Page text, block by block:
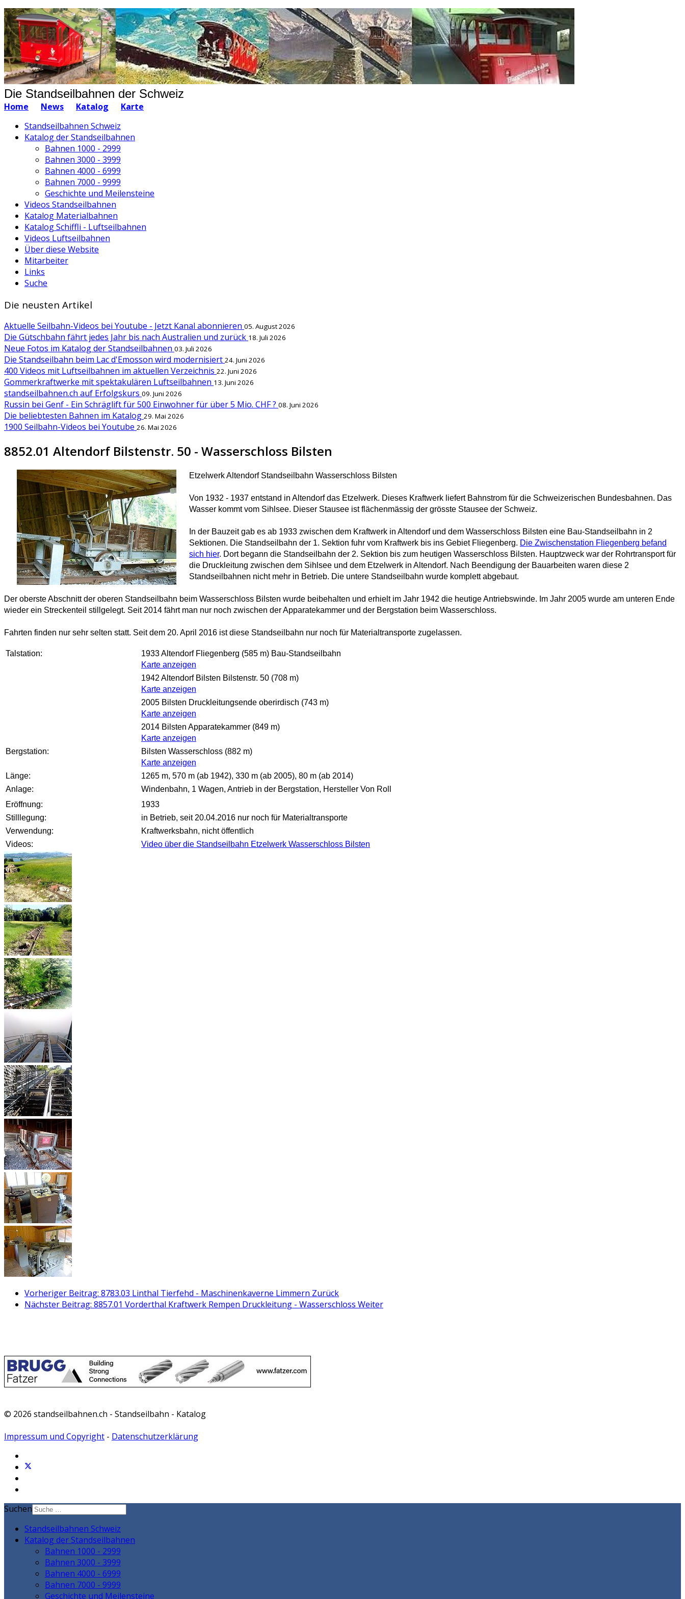
Die Standseilbahnen der Schweiz
Home News Katalog
Karte
Standseilbahnen Schweiz
Katalog der Standseilbahnen
Bahnen 1000 - 2999
Bahnen 3000 - 3999
Bahnen 4000 - 6999
Bahnen 7000 - 9999
Geschichte und Meilensteine
Videos Standseilbahnen
Katalog Materialbahnen
Katalog Schiffli - Luftseilbahnen
Videos Luftseilbahnen
Über diese Website
Mitarbeiter
Links
Suche
Die neusten Artikel
Aktuelle Seilbahn-Videos bei Youtube - Jetzt Kanal abonnieren 05. August 2026
Die Gütschbahn fährt jedes Jahr bis nach Australien und zurück 18. Juli 2026
Neue Fotos im Katalog der Standseilbahnen 03. Juli 2026
Die Standseilbahn beim Lac d'Emosson wird modernisiert 24. Juni 2026
400 Videos mit Luftseilbahnen im aktuellen Verzeichnis 22. Juni 2026
Gommerkraftwerke mit spektakulären Luftseilbahnen 13. Juni 2026
standseilbahnen.ch auf Erfolgskurs 09. Juni 2026
Russin bei Genf - Ein Schräglift für 500 Einwohner für über 5 Mio. CHF ? 08. Juni 2026
Die beliebtesten Bahnen im Katalog 29. Mai 2026
1900 Seilbahn-Videos bei Youtube 26. Mai 2026
8852.01 Altendorf Bilstenstr. 50 - Wasserschloss Bilsten
Etzelwerk Altendorf Standseilbahn Wasserschloss Bilsten
Von 1932 - 1937 entstand in Altendorf das Etzelwerk. Dieses Kraftwerk liefert Bahnstrom für die Schweizerischen Bundesbahnen. Das
Wasser kommt vom Sihlsee. Dieser Stausee ist flächenmässig der grösste Stausee der Schweiz.
In der Bauzeit gab es ab 1933 zwischen dem Kraftwerk in Altendorf und dem Wasserschloss Bilsten eine Bau-Standseilbahn in 2
Sektionen. Die Standseilbahn der 1. Sektion fuhr vom Kraftwerk bis ins Gebiet Fliegenberg. Die Zwischenstation Fliegenberg befand
sich hier. Dort begann die Standseilbahn der 2. Sektion bis zum heutigen Wasserschloss Bilsten. Hauptzweck war der Rohrtransport für
die Druckleitung zwischen dem Sihlsee und dem Etzelwerk in Altendorf. Nach Beendigung der Bauarbeiten waren diese 2
Standseilbahnen nicht mehr in Betrieb. Die untere Standseilbahn wurde komplett abgebaut.
Der oberste Abschnitt der oberen Standseilbahn beim Wasserschloss Bilsten wurde beibehalten und erhielt im Jahr 1942 die heutige Antriebswinde. Im Jahr 2005 wurde am unteren Ende
wieder ein Streckenteil stillgelegt. Seit 2014 fährt man nur noch zwischen der Apparatekammer und der Bergstation beim Wasserschloss.
Fahrten finden nur sehr selten statt. Seit dem 20. April 2016 ist diese Standseilbahn nur noch für Materialtransporte zugelassen.
Talstation:
1933 Altendorf Fliegenberg (585 m) Bau-Standseilbahn
Karte anzeigen
1942 Altendorf Bilsten Bilstenstr. 50 (708 m)
Karte anzeigen
2005 Bilsten Druckleitungsende oberirdisch (743 m)
Karte anzeigen
2014 Bilsten Apparatekammer (849 m)
Karte anzeigen
Bergstation:
Bilsten Wasserschloss (882 m)
Karte anzeigen
Länge:
1265 m, 570 m (ab 1942), 330 m (ab 2005), 80 m (ab 2014)
Anlage:
Windenbahn, 1 Wagen, Antrieb in der Bergstation, Hersteller Von Roll
Eröffnung:
1933
Stilllegung:
in Betrieb, seit 20.04.2016 nur noch für Materialtransporte
Verwendung:
Kraftwerksbahn, nicht öffentlich
Videos:
Video über die Standseilbahn Etzelwerk Wasserschloss Bilsten
Vorheriger Beitrag: 8783.03 Linthal Tierfehd - Maschinenkaverne Limmern Zurück
Nächster Beitrag: 8857.01 Vorderthal Kraftwerk Rempen Druckleitung - Wasserschloss Weiter
© 2026 standseilbahnen.ch - Standseilbahn - Katalog
Impressum und Copyright - Datenschutzerklärung
Suchen
Standseilbahnen Schweiz
Katalog der Standseilbahnen
Bahnen 1000 - 2999
Bahnen 3000 - 3999
Bahnen 4000 - 6999
Bahnen 7000 - 9999
Geschichte und Meilensteine